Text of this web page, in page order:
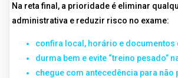
Na reta final, a prioridade é eliminar
administrativa e reduzir risco no exame:
confira local, horário e documentos
durma bem e evite “treino pesado”
chegue com antecedência para não